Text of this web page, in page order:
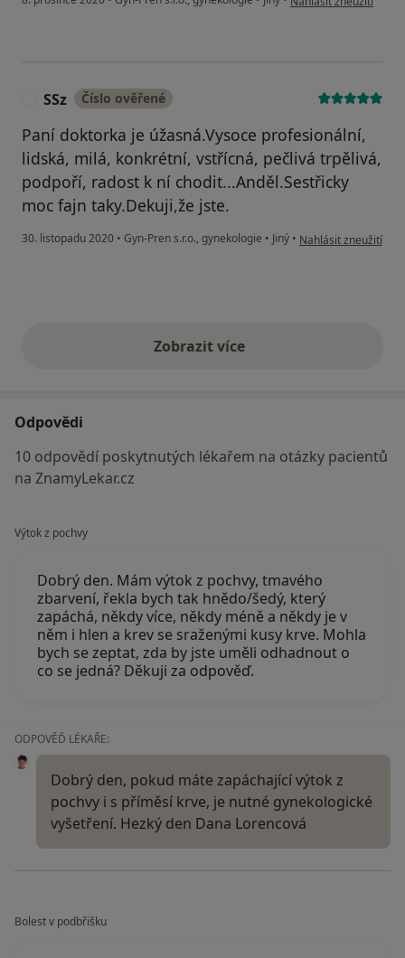
SSz Číslo ověřené
Paní doktorka je úžasná.Vysoce profesionální,
lidská, milá, konkrétní, vstřícná, pečlivá trpělivá,
podpoří, radost k ní chodit...Anděl.Sestřicky
moc fajn taky.Dekuji,že jste.
30. listopadu 2020 • Gyn-Pren s.r.o., gynekologie • Jiný • podle názoru
Nahlásit zneužití
Zobrazit vícevýše uvedené názory
Odpovědi
10 odpovědí poskytnutých lékařem na otázky pacientů
na ZnamyLekar.cz
Výtok z pochvy
Dobrý den. Mám výtok z pochvy, tmavého
zbarvení, řekla bych tak hnědo/šedý, který
zapáchá, někdy více, někdy méně a někdy je v
něm i hlen a krev se sraženými kusy krve. Mohla
bych se zeptat, zda by jste uměli odhadnout o
co se jedná? Děkuji za odpověď.
ODPOVĚĎ LÉKAŘE:
Dobrý den, pokud máte zapáchající výtok z
pochvy i s příměsí krve, je nutné gynekologické
vyšetření. Hezký den Dana Lorencová
Bolest v podbřišku